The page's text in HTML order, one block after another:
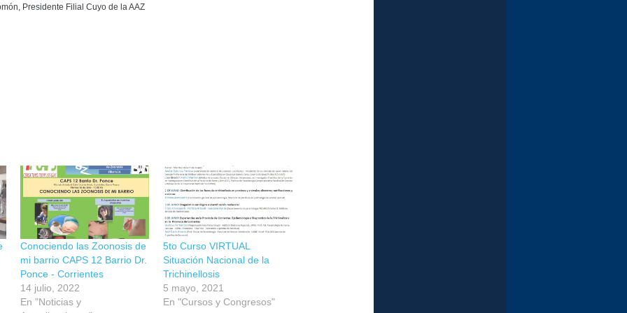
Presidente Filial Cuyo de la AAZ
Conociendo las Zoonosis de
mi barrio CAPS 12 Barrio Dr.
Ponce - Corrientes
14 julio, 2022
En "Noticias y
5to Curso VIRTUAL
Situación Nacional de la
Trichinellosis
5 mayo, 2021
En "Cursos y Congresos"